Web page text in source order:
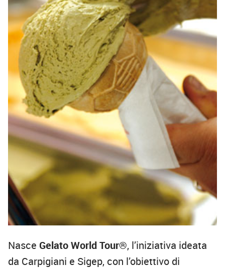
Nasce Gelato World Tour®, l’iniziativa ideata
da Carpigiani e Sigep, con l’obiettivo di